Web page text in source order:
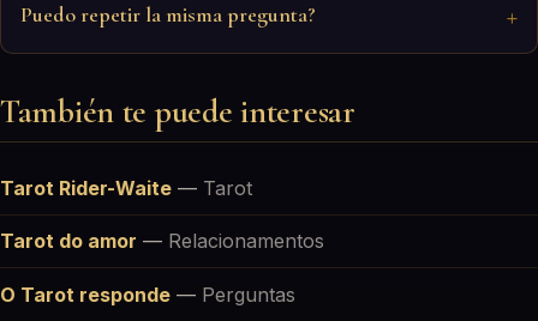
Puedo repetir la misma pregunta?
También te puede interesar
Tarot Rider-Waite — Tarot
Tarot do amor — Relacionamentos
O Tarot responde — Perguntas